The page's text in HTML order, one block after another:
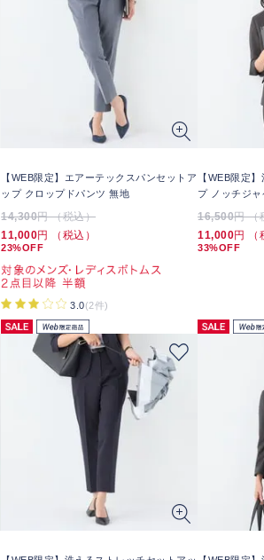
【WEB限定】エアーテックスパンセットア
ップ クロップドパンツ 無地
14,300円 （税込）
11,000円 （税込）
23%OFF
3.0(2件)
【WEB限定
プ ノッチジ
16,500円 （
11,000円 （
33%OFF